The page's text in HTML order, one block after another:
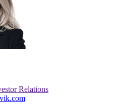
Relations